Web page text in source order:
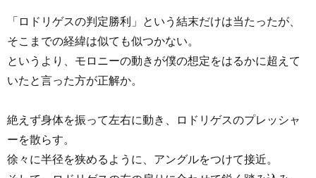
「ロドリゲスの判定勝利」という結末だけは当たったが、
そこまでの経緯は似ても似つかない。
というより、モロニーの動きが僕の想定をはるかに超えて
いたと言った方が正解か。
絶えず身体を振って左右に動き、ロドリゲスのプレッシャ
ーを散らす。
徐々に半径を狭めるように、アングルをつけて接近。